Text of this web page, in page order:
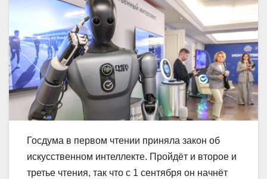
Госдума в первом чтении приняла закон об
искусственном интеллекте. Пройдёт и второе и
третье чтения, так что с 1 сентября он начнёт